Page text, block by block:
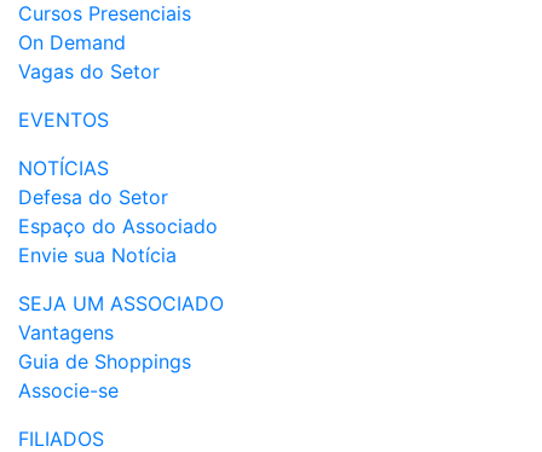
Cursos Presenciais
On Demand
Vagas do Setor
EVENTOS
NOTÍCIAS
Defesa do Setor
Espaço do Associado
Envie sua Notícia
SEJA UM ASSOCIADO
Vantagens
Guia de Shoppings
Associe-se
FILIADOS